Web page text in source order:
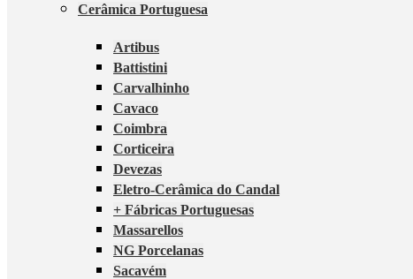
Cerâmica Portuguesa
Artibus
Battistini
Carvalhinho
Cavaco
Coimbra
Corticeira
Devezas
Eletro-Cerâmica do Candal
+ Fábricas Portuguesas
Massarellos
NG Porcelanas
Sacavém